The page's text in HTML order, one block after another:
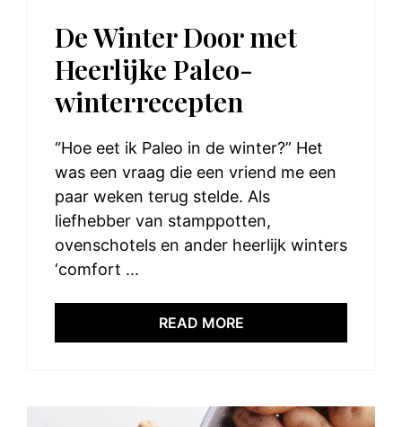
De Winter Door met
Heerlijke Paleo-
winterrecepten
“Hoe eet ik Paleo in de winter?” Het
was een vraag die een vriend me een
paar weken terug stelde. Als
liefhebber van stamppotten,
ovenschotels en ander heerlijk winters
‘comfort ...
READ MORE